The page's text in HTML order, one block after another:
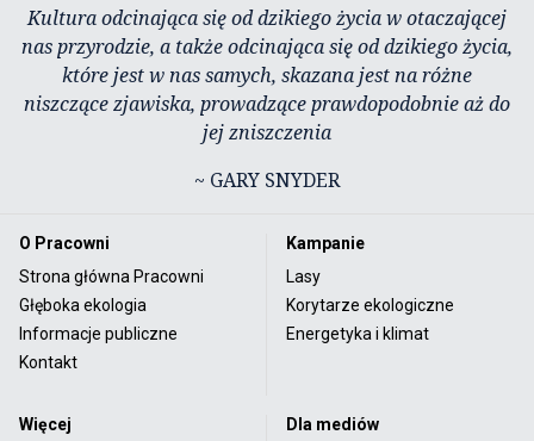
Kultura odcinająca się od dzikiego życia w otaczającej
nas przyrodzie, a także odcinająca się od dzikiego życia,
które jest w nas samych, skazana jest na różne
niszczące zjawiska, prowadzące prawdopodobnie aż do
jej zniszczenia
~ GARY SNYDER
O Pracowni
Strona główna Pracowni
Głęboka ekologia
Informacje publiczne
Kontakt
Kampanie
Lasy
Korytarze ekologiczne
Energetyka i klimat
Więcej
Dla mediów